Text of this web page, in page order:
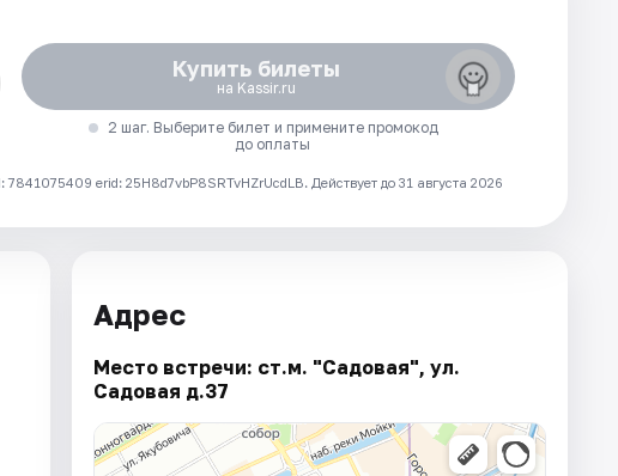
Купить билеты
на Kassir.ru
2 шаг. Выберите билет и примените промокод
до оплаты
erid: 25H8d7vbP8SRTvHZrUcdLB. Действует до 31 августа 2026
Адрес
Место встречи: ст.м. "Садовая", ул.
Садовая д.37